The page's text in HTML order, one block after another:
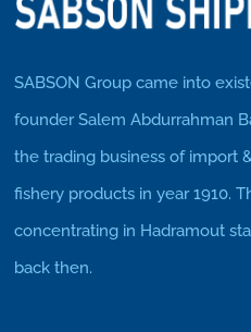
SABSON Group came into
founder Salem Abdurrahman
the trading business of import
fishery products in year 1910.
concentrating in Hadramout
back then.